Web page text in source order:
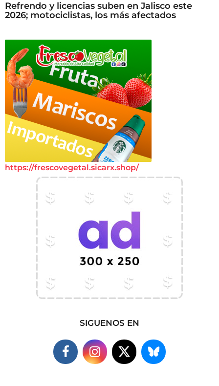
Refrendo y licencias suben en Jalisco este
2026; motociclistas, los más afectados
https://frescovegetal.sicarx.shop/
SIGUENOS EN